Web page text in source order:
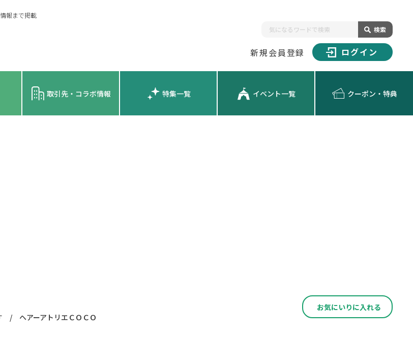
報まで掲載
検索
新規会員登録 ログイン
取引先・コラボ情報 特集一覧 イベント一覧 クーポン・特典
/ ヘアーアトリエＣＯＣＯ
お気にいりに入れる